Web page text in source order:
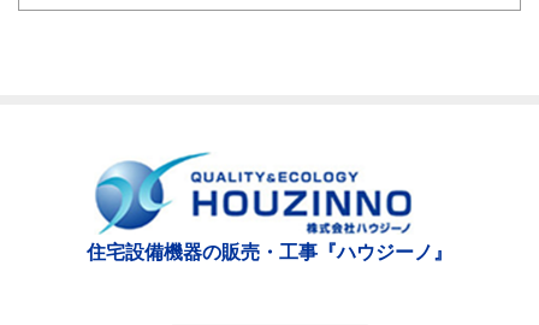
住宅設備機器の販売・工事『ハウジーノ』